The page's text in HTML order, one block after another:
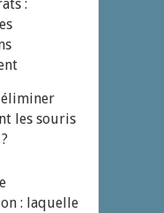
:
les souris
: laquelle